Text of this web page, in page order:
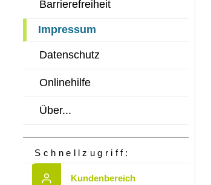
Barrierefreiheit
Impressum
Datenschutz
Onlinehilfe
Über...
Schnellzugriff:
Kundenbereich